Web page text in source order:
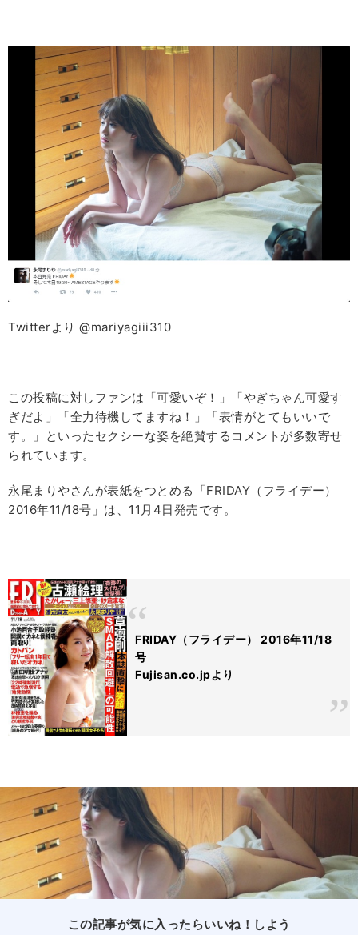
Twitterより @mariyagiii310
この投稿に対しファンは「可愛いぞ！」「やぎちゃん可愛す
ぎだよ」「全力待機してますね！」「表情がとてもいいで
す。」といったセクシーな姿を絶賛するコメントが多数寄せ
られています。
永尾まりやさんが表紙をつとめる「FRIDAY（フライデー）
2016年11/18号」は、11月4日発売です。
FRIDAY（フライデー） 2016年11/18
号
Fujisan.co.jpより
この記事が気に入ったらいいね！しよう